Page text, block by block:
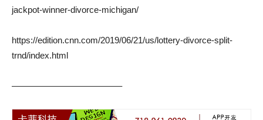
jackpot-winner-divorce-michigan/
https://edition.cnn.com/2019/06/21/us/lottery-divorce-split-
trnd/index.html
————————————–